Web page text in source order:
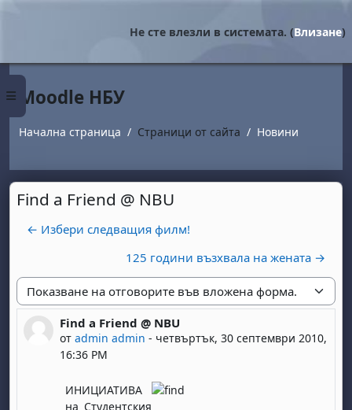
Страничен панел
Не сте влезли в системата. (Влизане)
Moodle НБУ
Начална страница Страници от сайта Новини
Find a Friend @ NBU
← Избери следващия филм!
125 години възхвала на жената →
Начин на показване
Find a Friend @ NBU
от admin admin - четвъртък, 30 септември 2010,
16:36 PM
Number of replies: 0
ИНИЦИАТИВА
на Студентския